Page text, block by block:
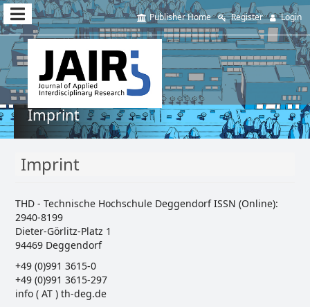
Quick
jump
to
page
content
Main
Navigation
Main
Sidebar
Publisher Home Register Login
Imprint
Imprint
THD - Technische Hochschule Deggendorf ISSN (Online):
2940-8199
Dieter-Görlitz-Platz 1
94469 Deggendorf
+49 (0)991 3615-0
+49 (0)991 3615-297
info ( AT ) th-deg.de